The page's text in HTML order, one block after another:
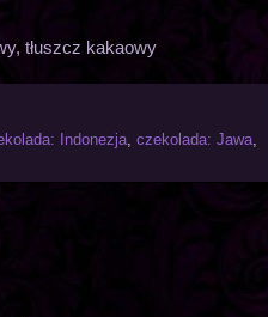
tłuszcz kakaowy
Indonezja, czekolada: Jawa,